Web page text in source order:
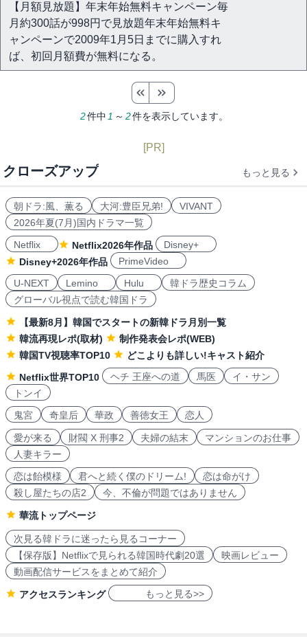
【月額見放題】年末年始無料キャンペーン毎
月約300話が998円で見放題年末年始無料キ
ャンペーンで2009年1月5日までに購入すれ
ば、初回月額費が無料になる。
2件中 1 ～ 2件を表示しています。
[PR]
クローズアップ もっと見る
朝ドラ:風、薫る 大河:豊臣兄弟!
VIVANT
2026年夏(7月)国内ドラマ一覧
Netflix
Netflix2026年作品
Disney+
Disney+2026年作品
PrimeVideo
U-NEXT
Lemino Hulu
韓ドラ歴史コラム
グローバル視点で読む韓国ドラ
【最新8月】韓国でスタートの新韓ドラ月別一覧
韓流再現レポ(取材)
制作発表会レポ(WEB)
韓国TV視聴率TOP10
どこよりも詳しい!キャスト紹介
Netflix世界TOP10
ヘチ 王座への道 馬医
イ・サン
トンイ
鬼宮
奇皇后 華政 善徳女王 恋人
愛が来る 財閥 X 刑事2 夫婦の結末
マンションのお仕事
人妻キラー
恋は飴模様
君へと続く僕のドリーム!
恋は命がけ
殺し屋たちの店2
今、不倫が問題ではありません
華流トップページ
次見る韓ドラに迷ったら見るコーナー
【保存版】Netflixで見られる韓国時代劇20選
映画レビュー
動画配信サービスをまとめて紹介
アクセスランキング もっと見る>>